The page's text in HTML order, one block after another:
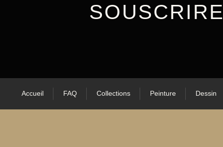
SOUSCRIRE
Accueil FAQ Collections Peinture Dessin